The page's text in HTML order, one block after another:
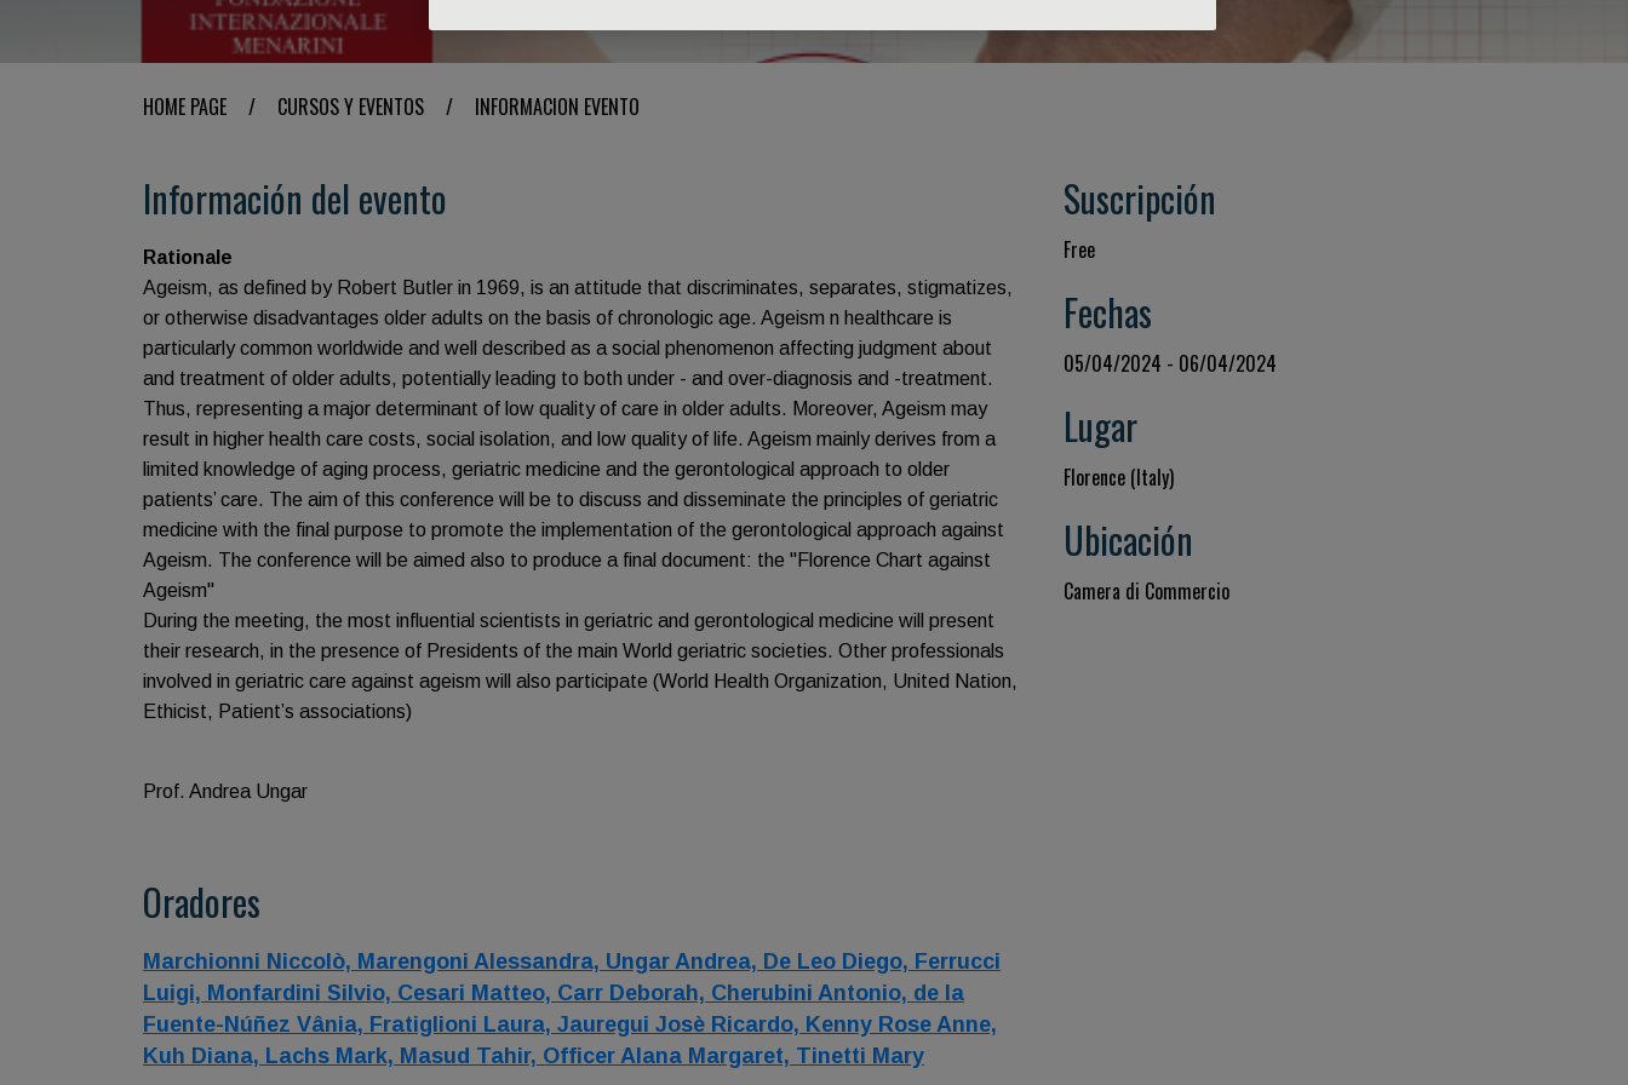
HOME PAGE / CURSOS Y EVENTOS / INFORMACION EVENTO
Información del evento
Rationale
Ageism, as defined by Robert Butler in 1969, is an attitude that discriminates, separates, stigmatizes,
or otherwise disadvantages older adults on the basis of chronologic age. Ageism n healthcare is
particularly common worldwide and well described as a social phenomenon affecting judgment about
and treatment of older adults, potentially leading to both under - and over-diagnosis and -treatment.
Thus, representing a major determinant of low quality of care in older adults. Moreover, Ageism may
result in higher health care costs, social isolation, and low quality of life. Ageism mainly derives from a
limited knowledge of aging process, geriatric medicine and the gerontological approach to older
patients’ care. The aim of this conference will be to discuss and disseminate the principles of geriatric
medicine with the final purpose to promote the implementation of the gerontological approach against
Ageism. The conference will be aimed also to produce a final document: the "Florence Chart against
Ageism"
During the meeting, the most influential scientists in geriatric and gerontological medicine will present
their research, in the presence of Presidents of the main World geriatric societies. Other professionals
involved in geriatric care against ageism will also participate (World Health Organization, United Nation,
Ethicist, Patient’s associations)
Prof. Andrea Ungar
Oradores
Marchionni Niccolò, Marengoni Alessandra, Ungar Andrea, De Leo Diego, Ferrucci
Luigi, Monfardini Silvio, Cesari Matteo, Carr Deborah, Cherubini Antonio, de la
Fuente-Núñez Vânia, Fratiglioni Laura, Jauregui Josè Ricardo, Kenny Rose Anne,
Kuh Diana, Lachs Mark, Masud Tahir, Officer Alana Margaret, Tinetti Mary
Suscripción
Free
Fechas
05/04/2024 - 06/04/2024
Lugar
Florence (Italy)
Ubicación
Camera di Commercio